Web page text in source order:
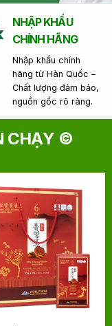
NHẬP KHẨU
CHÍNH HÃNG
Nhập khẩu chính
hãng từ Hàn Quốc –
Chất lượng đảm bảo,
nguồn gốc rõ ràng.
CHẠY ©